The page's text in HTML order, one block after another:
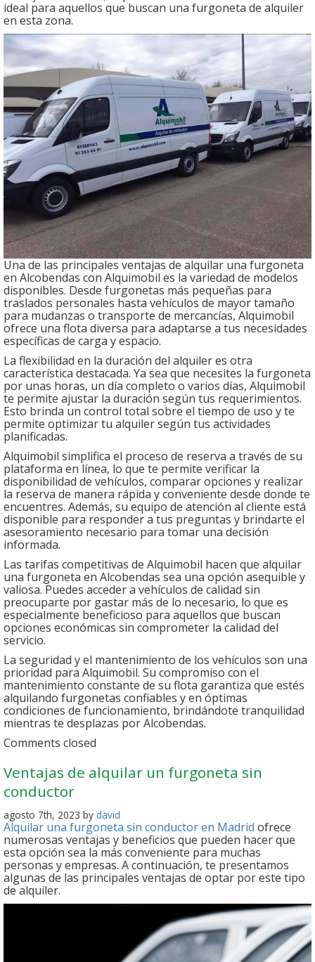
ideal para aquellos que buscan una furgoneta de alquiler
en esta zona.
Una de las principales ventajas de alquilar una furgoneta
en Alcobendas con Alquimobil es la variedad de modelos
disponibles. Desde furgonetas más pequeñas para
traslados personales hasta vehículos de mayor tamaño
para mudanzas o transporte de mercancías, Alquimobil
ofrece una flota diversa para adaptarse a tus necesidades
específicas de carga y espacio.
La flexibilidad en la duración del alquiler es otra
característica destacada. Ya sea que necesites la furgoneta
por unas horas, un día completo o varios días, Alquimobil
te permite ajustar la duración según tus requerimientos.
Esto brinda un control total sobre el tiempo de uso y te
permite optimizar tu alquiler según tus actividades
planificadas.
Alquimobil simplifica el proceso de reserva a través de su
plataforma en línea, lo que te permite verificar la
disponibilidad de vehículos, comparar opciones y realizar
la reserva de manera rápida y conveniente desde donde te
encuentres. Además, su equipo de atención al cliente está
disponible para responder a tus preguntas y brindarte el
asesoramiento necesario para tomar una decisión
informada.
Las tarifas competitivas de Alquimobil hacen que alquilar
una furgoneta en Alcobendas sea una opción asequible y
valiosa. Puedes acceder a vehículos de calidad sin
preocuparte por gastar más de lo necesario, lo que es
especialmente beneficioso para aquellos que buscan
opciones económicas sin comprometer la calidad del
servicio.
La seguridad y el mantenimiento de los vehículos son una
prioridad para Alquimobil. Su compromiso con el
mantenimiento constante de su flota garantiza que estés
alquilando furgonetas confiables y en óptimas
condiciones de funcionamiento, brindándote tranquilidad
mientras te desplazas por Alcobendas.
Comments closed
Ventajas de alquilar un furgoneta sin
conductor
agosto 7th, 2023 by david
Alquilar una furgoneta sin conductor en Madrid ofrece
numerosas ventajas y beneficios que pueden hacer que
esta opción sea la más conveniente para muchas
personas y empresas. A continuación, te presentamos
algunas de las principales ventajas de optar por este tipo
de alquiler.